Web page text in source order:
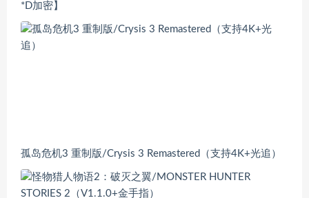
*D加密】
孤岛危机3 重制版/Crysis 3 Remastered（支持4K+光追）